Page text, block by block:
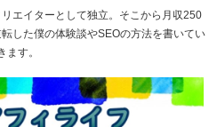
エイターとして独立。そこから月収250
した僕の体験談やSEOの方法を書いてい
ます。